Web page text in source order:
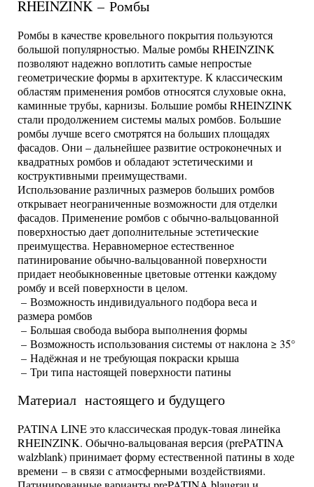
RHEINZINK – Ромбы
Ромбы в качестве кровельного покрытия пользуются
большой популярностью. Малые ромбы RHEINZINK
позволяют надежно воплотить самые непростые
геометрические формы в архитектуре. К классическим
областям применения ромбов относятся слуховые окна,
каминные трубы, карнизы. Большие ромбы RHEINZINK
стали продолжением системы малых ромбов. Большие
ромбы лучше всего смотрятся на больших площадях
фасадов. Они – дальнейшее развитие остроконечных и
квадратных ромбов и обладают эстетическими и
коструктивными преимуществами.
Использование различных размеров больших ромбов
открывает неограниченные возможности для отделки
фасадов. Применение ромбов с обычно-вальцованной
поверхностью дает дополнительные эстетические
преимущества. Неравномерное естественное
патинирование обычно-вальцованной поверхности
придает необыкновенные цветовые оттенки каждому
ромбу и всей поверхности в целом.
– Возможность индивидуального подбора веса и
размера ромбов
– Большая свобода выбора выполнения формы
– Возможность использования системы от наклона ≥ 35°
– Надёжная и не требующая покраски крыша
– Три типа настоящей поверхности патины
Материал настоящего и будущего
PATINA LINE это классическая продук-товая линейка
RHEINZINK. Обычно-вальцованая версия (prePATINA
walzblank) принимает форму естественной патины в ходе
времени – в связи с атмосферными воздействиями.